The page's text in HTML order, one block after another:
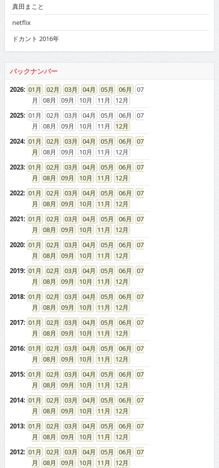
真田まこと
netflix
ドカント 2016年
バックナンバー
2026: 01 02 03 04 05 06
07
08
09 10 11
12
2025: 01 02 03 04 05 06
07
08
09 10 11
12
2024: 01 02 03 04 05 06
07
08
09 10 11
12
2023: 01 02 03 04 05 06
07
08
09 10 11
12
2022: 01 02 03 04 05 06
07
08
09 10 11
12
2021: 01 02 03 04 05 06
07
08
09 10 11
12
2020: 01 02 03 04 05 06
07
08
09 10 11
12
2019: 01 02 03 04 05 06
07
08
09 10 11
12
2018: 01 02 03 04 05 06
07
08
09 10 11
12
2017: 01 02 03 04 05 06
07
08
09 10 11
12
2016: 01 02 03 04 05 06
07
08
09 10 11
12
2015: 01 02 03 04 05 06
07
08
09 10 11
12
2014: 01 02 03 04 05 06
07
08
09 10 11
12
2013: 01 02 03 04 05 06
07
08
09 10 11
12
2012: 01 02 03 04 05 06
07
08
09 10 11
12